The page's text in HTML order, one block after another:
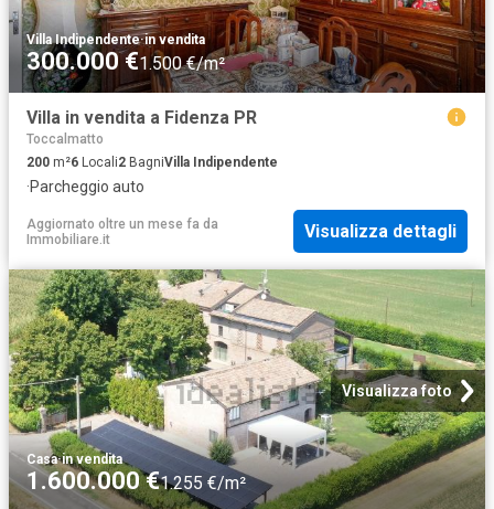
Villa Indipendente·in vendita
300.000 €1.500 €/m²
Villa in vendita a Fidenza PR
Toccalmatto
200 m²6 Locali2 BagniVilla Indipendente
·Parcheggio auto
Aggiornato oltre un mese fa da
Immobiliare.it
Visualizza dettagli
Visualizza foto
Casa·in vendita
1.600.000 €1.255 €/m²